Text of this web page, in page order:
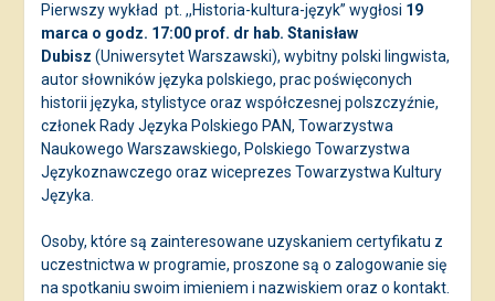
Pierwszy wykład pt. ,,Historia-kultura-język” wygłosi 19
marca o godz. 17:00 prof. dr hab. Stanisław
Dubisz (Uniwersytet Warszawski), wybitny polski lingwista,
autor słowników języka polskiego, prac poświęconych
historii języka, stylistyce oraz współczesnej polszczyźnie,
członek Rady Języka Polskiego PAN, Towarzystwa
Naukowego Warszawskiego, Polskiego Towarzystwa
Językoznawczego oraz wiceprezes Towarzystwa Kultury
Języka.
Osoby, które są zainteresowane uzyskaniem certyfikatu z
uczestnictwa w programie, proszone są o zalogowanie się
na spotkaniu swoim imieniem i nazwiskiem oraz o kontakt.